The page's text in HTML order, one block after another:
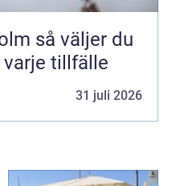
du
tillfälle
31 juli 2026